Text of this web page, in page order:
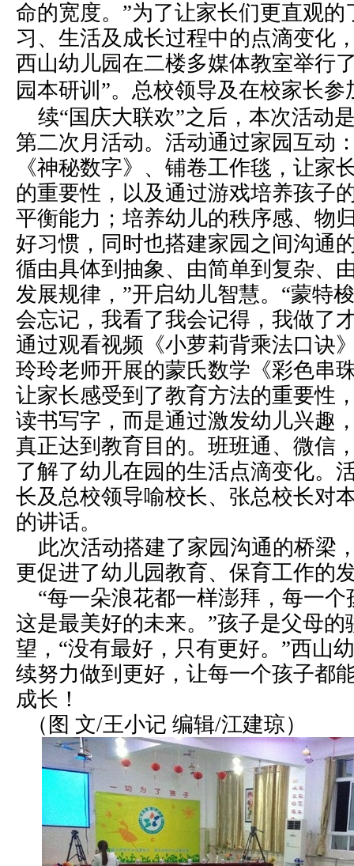
命的宽度。”为了让家长们更直观
习、生活及成长过程中的点滴变化
西山幼儿园在二楼多媒体教室举行
园本研训 ”。总校领导及在校家长
续“国庆大联欢”之后，本次活动
第二次月活动。活动通过家园互动
《神秘数字》、铺卷工作毯，让家
的重要性，以及通过游戏培养孩子
平衡能力；培养幼儿的秩序感、物
好习惯，同时也搭建家园之间沟通
循由具体到抽象、由简单到复杂、
发展规律，”开启幼儿智慧。“蒙特
会忘记，我看了我会记得，我做了
通过观看视频《小萝莉背乘法口诀
玲玲老师开展的蒙氏数学《彩色串
让家长感受到了教育方法的重要性
读书写字，而是通过激发幼儿兴趣
真正达到教育目的。班班通、微信
了解了幼儿在园的生活点滴变化。
长及总校领导喻校长、张总校长对
的讲话。
此次活动搭建了家园沟通的桥梁
更促进了幼儿园教育、保育工作的
“每一朵浪花都一样澎拜，每一个
这是最美好的未来。”孩子是父母
望，“没有最好，只有更好。”西山
续努力做到更好，让每一个孩子都
成长！
（图 文/王小记 编辑/江建琼）